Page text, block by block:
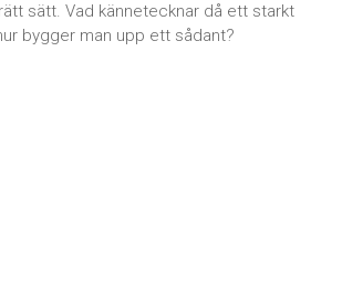
sätt. Vad kännetecknar då ett starkt
bygger man upp ett sådant?